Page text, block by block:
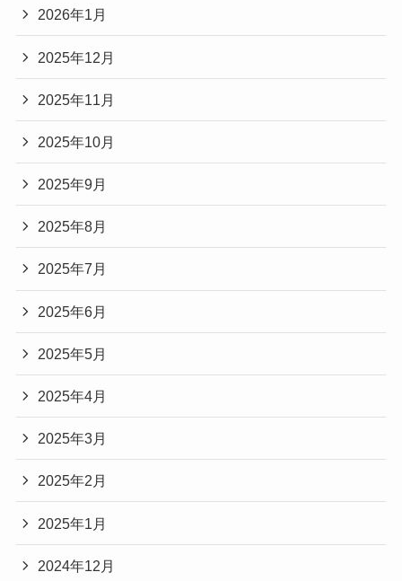
2026年1月
2025年12月
2025年11月
2025年10月
2025年9月
2025年8月
2025年7月
2025年6月
2025年5月
2025年4月
2025年3月
2025年2月
2025年1月
2024年12月